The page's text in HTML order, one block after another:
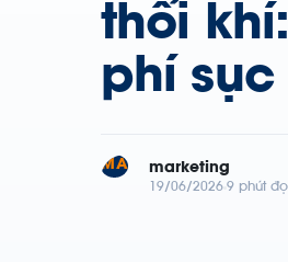
thổi
phí
MA marketing
19/06/2026 9 phút